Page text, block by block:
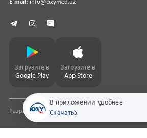
В приложении удобнее
Скачать
E-mail: info@oxymed.uz
Загрузите в
Google Play
Загрузите в
App Store
Разработка сайтаpharmit.uz